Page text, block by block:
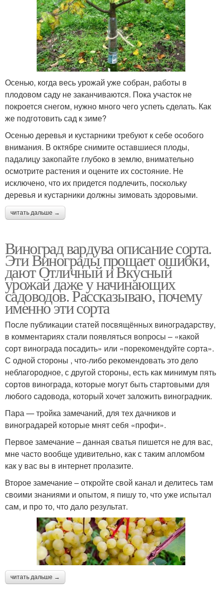
Осенью, когда весь урожай уже собран, работы в
плодовом саду не заканчиваются. Пока участок не
покроется снегом, нужно много чего успеть сделать. Как
же подготовить сад к зиме?
Осенью деревья и кустарники требуют к себе особого
внимания. В октябре снимите оставшиеся плоды,
падалицу закопайте глубоко в землю, внимательно
осмотрите растения и оцените их состояние. Не
исключено, что их придется подлечить, поскольку
деревья и кустарники должны зимовать здоровыми.
читать дальше →
Виноград вардува описание сорта.
Эти Винограды прощает ошибки,
дают Отличный и Вкусный
урожай даже у начинающих
садоводов. Рассказываю, почему
именно эти сорта
После публикации статей посвящённых виноградарству,
в комментариях стали появляться вопросы – «какой
сорт винограда посадить» или «порекомендуйте сорта».
С одной стороны , что-либо рекомендовать это дело
неблагородное, с другой стороны, есть как минимум пять
сортов винограда, которые могут быть стартовыми для
любого садовода, который хочет заложить виноградник.
Пара — тройка замечаний, для тех дачников и
виноградарей которые мнят себя «профи».
Первое замечание – данная сватья пишется не для вас,
мне часто вообще удивительно, как с таким апломбом
как у вас вы в интернет пролазите.
Второе замечание – откройте свой канал и делитесь там
своими знаниями и опытом, я пишу то, что уже испытал
сам, и про то, что дало результат.
читать дальше →